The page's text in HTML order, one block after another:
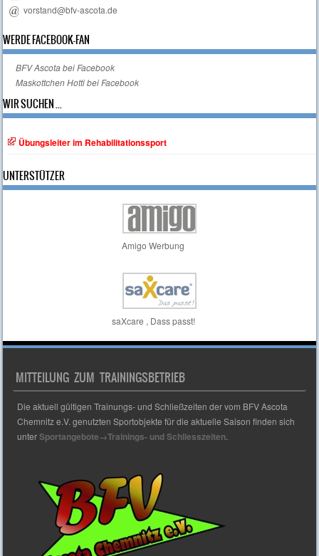
vorstand@bfv-ascota.de
WERDE FACEBOOK-FAN
BFV Ascota bei Facebook
Maskottchen Hotti bei Facebook
WIR SUCHEN ...
Übungsleiter im Rehabilitationssport
UNTERSTÜTZER
Amigo Werbung
saXcare , Dass passt!
MITTEILUNG ZUM TRAININGSBETRIEB
Die aktuell gültigen Trainungs- und Schließzeiten der vom BFV Ascota
Chemnitz e.V. genutzten Sportobjekte für die aktuelle Saison finden sich
unterSportangebote→Trainings- und Schliesszeiten.